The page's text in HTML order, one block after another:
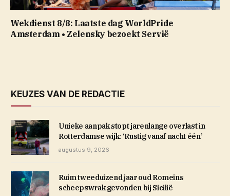
Wekdienst 8/8: Laatste dag WorldPride
Amsterdam • Zelensky bezoekt Servië
KEUZES VAN DE REDACTIE
Unieke aanpak stopt jarenlange overlast in
Rotterdamse wijk: ‘Rustig vanaf nacht één’
augustus 9, 2026
Ruim tweeduizend jaar oud Romeins
scheepswrak gevonden bij Sicilië